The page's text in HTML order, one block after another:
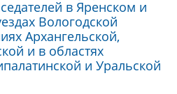
в Яренском и
Вологодской
Архангельской,
и в областях
и Уральской